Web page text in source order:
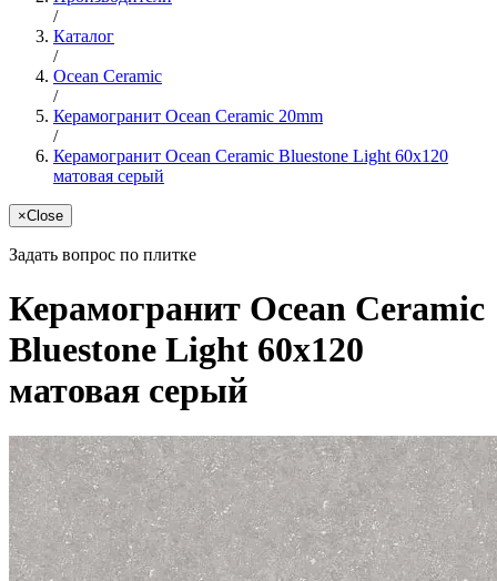
/
Каталог
/
Ocean Ceramic
/
Керамогранит Ocean Ceramic 20mm
/
Керамогранит Ocean Ceramic Bluestone Light 60x120
матовая серый
×Close
Задать вопрос по плитке
Керамогранит Ocean Ceramic
Bluestone Light 60x120
матовая серый